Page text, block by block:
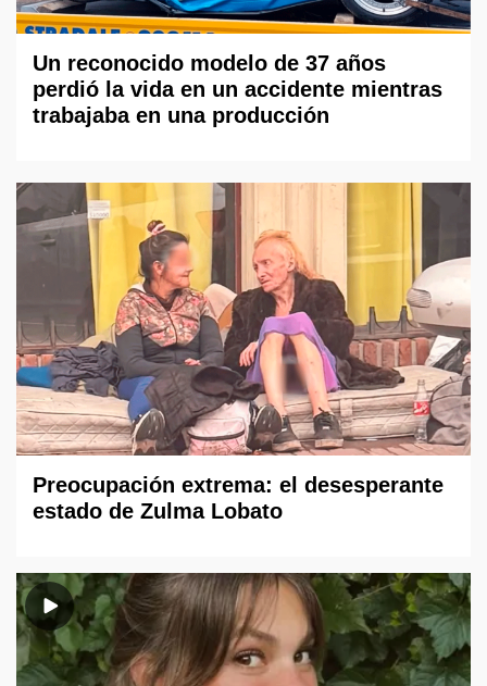
Un reconocido modelo de 37 años
perdió la vida en un accidente mientras
trabajaba en una producción
Preocupación extrema: el desesperante
estado de Zulma Lobato